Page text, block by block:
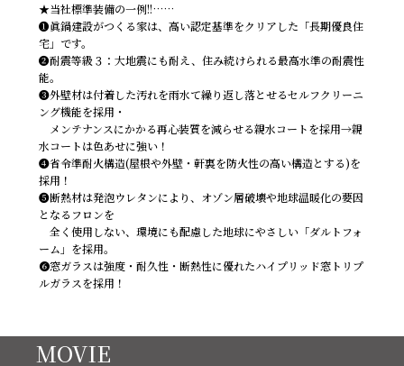
★当社標準装備の一例!!……
❶眞鍋建設がつくる家は、高い認定基準をクリアした「長期優良住
宅」です。
❷耐震等級３：大地震にも耐え、住み続けられる最高水準の耐震性
能。
❸外壁材は付着した汚れを雨水て繰り返し落とせるセルフクリーニ
ング機能を採用・
メンテナンスにかかる再心装質を減らせる親水コートを採用→親
水コートは色あせに強い！
❹省令準耐火構造(屋根や外壁・軒裏を防火性の高い構造とする)を
採用！
❺断熱材は発泡ウレタンにより、オゾン層破壊や地球温暖化の要因
となるフロンを
全く使用しない、環境にも配慮した地球にやさしい「ダルトフォ
ーム」を採用。
❻窓ガラスは強度・耐久性・断熱性に優れたハイプリッド窓トリプ
ルガラスを採用！
MOVIE